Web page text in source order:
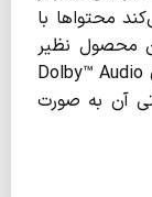
محتواها با
محصول نظیر
بهترین تلوزیون‌های سونی سری h به فناوری Dolby™ Audio
به همین دلیل صدای 20 واتی آن به صورت